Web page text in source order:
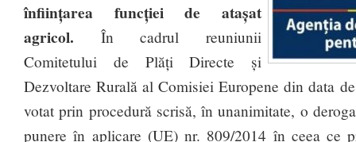
înființarea funcției de atașat
agricol. În cadrul reuniunii
Comitetului de Plăți Directe și
Dezvoltare Rurală al Comisiei Europene din data
votat prin procedură scrisă, în unanimitate, o
punere în aplicare (UE) nr. 809/2014 în ceea ce